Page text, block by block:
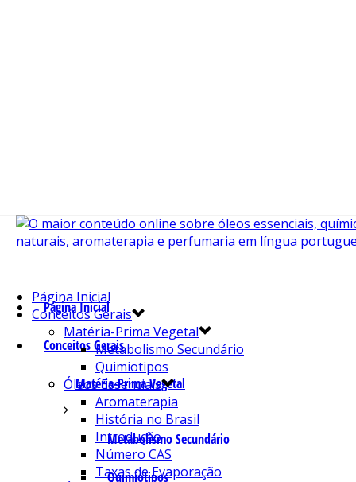
Página Inicial
Conceitos Gerais
Matéria-Prima Vegetal
Metabolismo Secundário
Quimiotipos
Página Inicial
Conceitos Gerais
Matéria-Prima Vegetal
Metabolismo Secundário
Quimiotipos
Óleos Essenciais
Aromaterapia
História no Brasil
Introdução
Número CAS
Taxas de Evaporação